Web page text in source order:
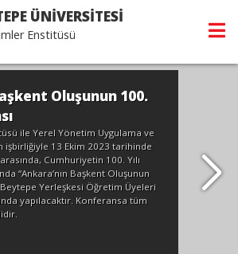
ÜNİVERSİTESİ
Enstitüsü
Oluşunun 100.
ile Yerel Yönetim Uygulama ve
işbirliğiyle 13 Ekim 2023 tarihinde
Cumhuriyetin 100. Yılı
“Ankara’nın Başkent Oluşunun
Beytepe Yerleşkesi Öğretim Üyeleri
yapılacaktır. Konferansa tüm